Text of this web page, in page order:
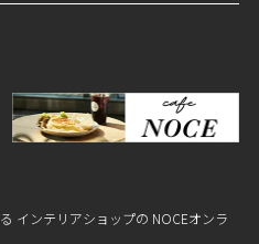
インテリアショップの NOCEオンラ